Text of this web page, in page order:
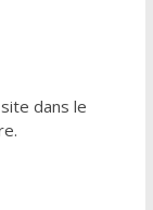
dans le